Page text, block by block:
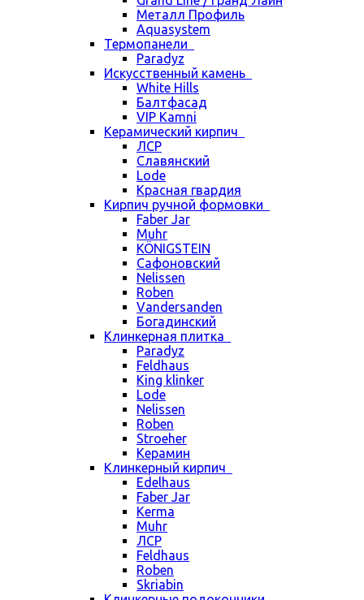
Металл Профиль
Aquasystem
Термопанели
Paradyz
Искусственный камень
White Hills
Балтфасад
VIP Kamni
Керамический кирпич
ЛСР
Славянский
Lode
Красная гвардия
Кирпич ручной формовки
Faber Jar
Muhr
KÖNIGSTEIN
Сафоновский
Nelissen
Roben
Vandersanden
Богадинский
Клинкерная плитка
Paradyz
Feldhaus
King klinker
Lode
Nelissen
Roben
Stroeher
Керамин
Клинкерный кирпич
Edelhaus
Faber Jar
Kerma
Muhr
ЛСР
Feldhaus
Roben
Skriabin